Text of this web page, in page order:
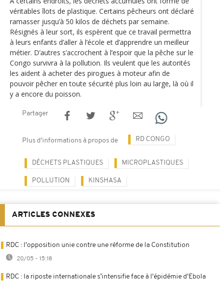
véritables îlots de plastique. Certains pêcheurs ont déclaré
ramasser jusqu’à 50 kilos de déchets par semaine.
Résignés à leur sort, ils espèrent que ce travail permettra
à leurs enfants d’aller à l’école et d’apprendre un meilleur
métier. D’autres s’accrochent à l’espoir que la pêche sur le
Congo survivra à la pollution. Ils veulent que les autorités
les aident à acheter des pirogues à moteur afin de
pouvoir pêcher en toute sécurité plus loin au large, là où il
y a encore du poisson.
Partager
Plus d'informations à propos de RD CONGO
DÉCHETS PLASTIQUES MICROPLASTIQUES
POLLUTION KINSHASA
ARTICLES CONNEXES
RDC : l'opposition unie contre une réforme de la Constitution
20/05 - 15:18
RDC : la riposte internationale s’intensifie face à l'épidémie d'Ebola